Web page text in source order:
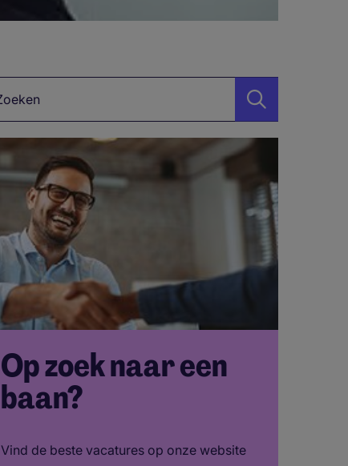
Op zoek naar een
baan?
Vind de beste vacatures op onze website